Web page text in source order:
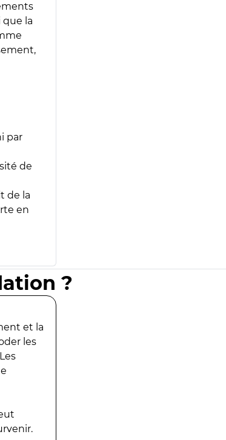
que la
par
de
de la
en
?
et la
les